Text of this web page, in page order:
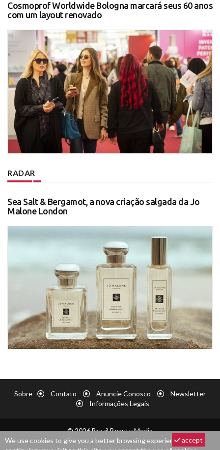
Cosmoprof Worldwide Bologna marcará seus 60 anos
com um layout renovado
RADAR
Sea Salt & Bergamot, a nova criação salgada da Jo
Malone London
Sobre Contato Anuncie Conosco
Newsletter
Informações Legais
© 2026 Brazil Beauty Media
We use cookies to give you a better browsing experience. Byaccept